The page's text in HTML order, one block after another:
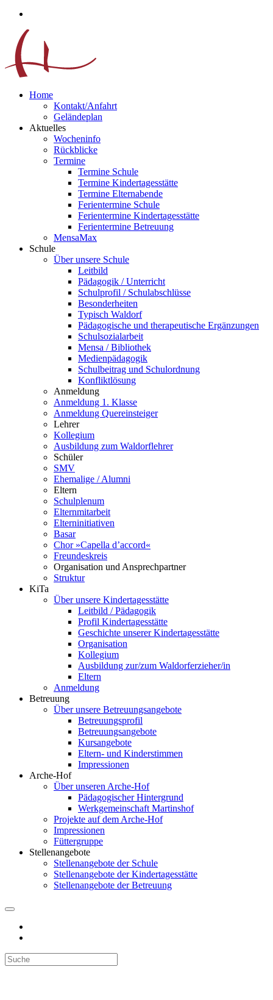
Home
Kontakt/Anfahrt
Geländeplan
Aktuelles
Wocheninfo
Rückblicke
Termine
Termine Schule
Termine Kindertagesstätte
Termine Elternabende
Ferientermine Schule
Ferientermine Kindertagesstätte
Ferientermine Betreuung
MensaMax
Schule
Über unsere Schule
Leitbild
Pädagogik / Unterricht
Schulprofil / Schulabschlüsse
Besonderheiten
Typisch Waldorf
Pädagogische und therapeutische Ergänzungen
Schulsozialarbeit
Mensa / Bibliothek
Medienpädagogik
Schulbeitrag und Schulordnung
Konfliktlösung
Anmeldung
Anmeldung 1. Klasse
Anmeldung Quereinsteiger
Lehrer
Kollegium
Ausbildung zum Waldorflehrer
Schüler
SMV
Ehemalige / Alumni
Eltern
Schulplenum
Elternmitarbeit
Elterninitiativen
Basar
Chor »Capella d’accord«
Freundeskreis
Organisation und Ansprechpartner
Struktur
KiTa
Über unsere Kindertagesstätte
Leitbild / Pädagogik
Profil Kindertagesstätte
Geschichte unserer Kindertagesstätte
Organisation
Kollegium
Ausbildung zur/zum Waldorferzieher/in
Eltern
Anmeldung
Betreuung
Über unsere Betreuungsangebote
Betreuungsprofil
Betreuungsangebote
Kursangebote
Eltern- und Kinderstimmen
Impressionen
Arche-Hof
Über unseren Arche-Hof
Pädagogischer Hintergrund
Werkgemeinschaft Martinshof
Projekte auf dem Arche-Hof
Impressionen
Füttergruppe
Stellenangebote
Stellenangebote der Schule
Stellenangebote der Kindertagesstätte
Stellenangebote der Betreuung